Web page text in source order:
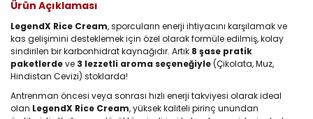
Ürün Açıklaması
LegendX Rice Cream, sporcuların enerji ihtiyacını karşılamak ve
kas gelişimini desteklemek için özel olarak formüle edilmiş, kolay
sindirilen bir karbonhidrat kaynağıdır. Artık 8 şase pratik
paketlerdeve 3 lezzetli aroma seçeneğiyle(Çikolata, Muz,
Hindistan Cevizi) stoklarda!
Antrenman öncesi veya sonrası hızlı enerji takviyesi olarak ideal
olan LegendX Rice Cream, yüksek kaliteli pirinç unundan